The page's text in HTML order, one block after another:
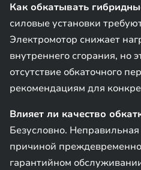
Как обкатывать
силовые установки
Электромотор снижает
внутреннего сгорания, но
отсутствие обкаточного
рекомендациям для
Влияет ли качество
Безусловно.
причиной
гарантийном